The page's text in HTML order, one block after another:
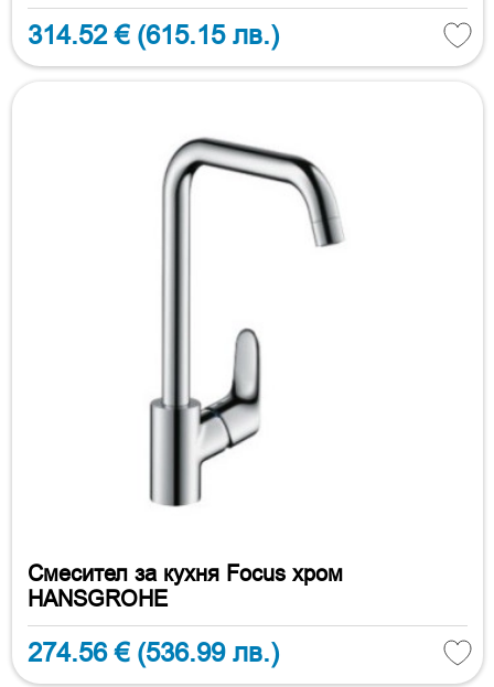
314.52 € (615.15 лв.)
Смесител за кухня Focus хром
HANSGROHE
274.56 € (536.99 лв.)